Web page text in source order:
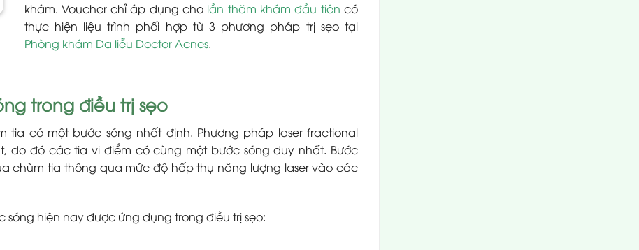
khám. Voucher chỉ áp dụng cho lần thăm khám đầu tiên có
thực hiện liệu trình phối hợp từ 3 phương pháp trị sẹo tại
Phòng khám Da liễu Doctor Acnes.
trong điều trị sẹo
tia có một bước sóng nhất định. Phương pháp laser fractional
do đó các tia vi điểm có cùng một bước sóng duy nhất. Bước
chùm tia thông qua mức độ hấp thụ năng lượng laser vào các
hiện nay được ứng dụng trong điều trị sẹo: